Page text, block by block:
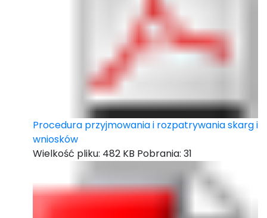
Procedura przyjmowania i rozpatrywania skarg i
wniosków
Wielkość pliku: 482 KB Pobrania: 31